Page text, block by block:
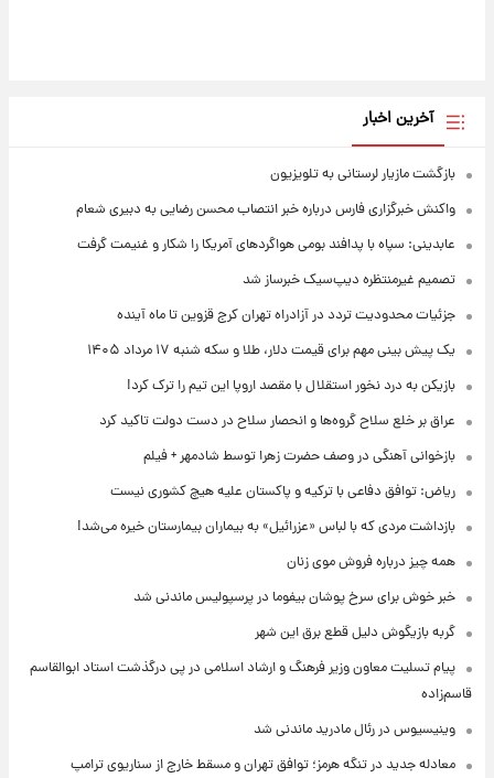
آخرین اخبار
بازگشت مازیار لرستانی به تلویزیون
واکنش خبرگزاری فارس درباره خبر انتصاب محسن رضایی به دبیری شعام
عابدینی: سپاه با پدافند بومی هواگردهای آمریکا را شکار و غنیمت گرفت
تصمیم غیرمنتظره دیپ‌سیک خبرساز شد
جزئیات محدودیت تردد در آزادراه تهران کرج قزوین تا ماه آینده
یک پیش ‌بینی مهم برای قیمت دلار، طلا و سکه شنبه ۱۷ مرداد ۱۴۰۵
بازیکن به درد نخور استقلال با مقصد اروپا این تیم را ترک کرد!
عراق بر خلع سلاح گروه‌ها و انحصار سلاح در دست دولت تاکید کرد
بازخوانی آهنگی در وصف حضرت زهرا توسط شادمهر + فیلم
ریاض: توافق دفاعی با ترکیه و پاکستان علیه هیچ کشوری نیست
بازداشت مردی که با لباس «عزرائیل» به بیماران بیمارستان خیره می‌شد!
همه چیز درباره فروش موی زنان
خبر خوش برای سرخ پوشان بیفوما در پرسپولیس ماندنی شد
گربه بازیگوش دلیل قطع برق این شهر
پیام تسلیت معاون وزیر فرهنگ و ارشاد اسلامی در پی درگذشت استاد ابوالقاسم
قاسم‌زاده
وینیسیوس در رئال مادرید ماندنی شد
معادله جدید در تنگه هرمز؛ توافق تهران و مسقط خارج از سناریوی ترامپ